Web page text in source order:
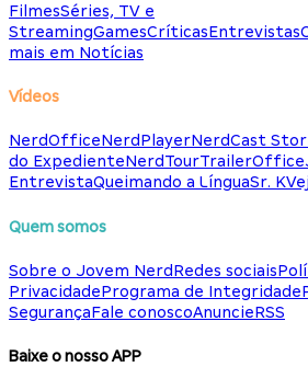
FilmesSéries, TV e
StreamingGamesCríticasEntrevistas
mais em Notícias
Vídeos
NerdOfficeNerdPlayerNerdCast
do ExpedienteNerdTourTrailerOffice
EntrevistaQueimando a LínguaSr. K
Quem somos
Sobre o Jovem NerdRedes sociais
PrivacidadePrograma de Integridade
SegurançaFale conoscoAnuncieRSS
Baixe o nosso APP